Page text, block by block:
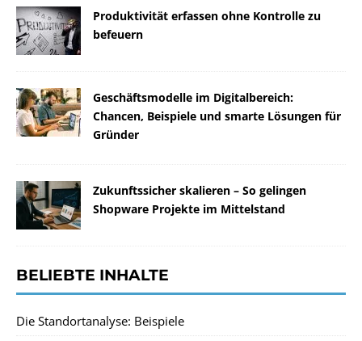
Produktivität erfassen ohne Kontrolle zu
befeuern
Geschäftsmodelle im Digitalbereich:
Chancen, Beispiele und smarte Lösungen für
Gründer
Zukunftssicher skalieren – So gelingen
Shopware Projekte im Mittelstand
BELIEBTE INHALTE
Die Standortanalyse: Beispiele